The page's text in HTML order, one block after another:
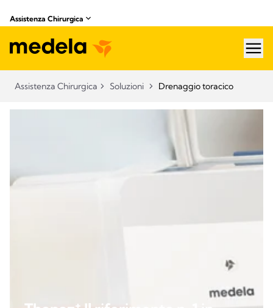
Assistenza Chirurgica
Assistenza Chirurgica Soluzioni Drenaggio toracico
+